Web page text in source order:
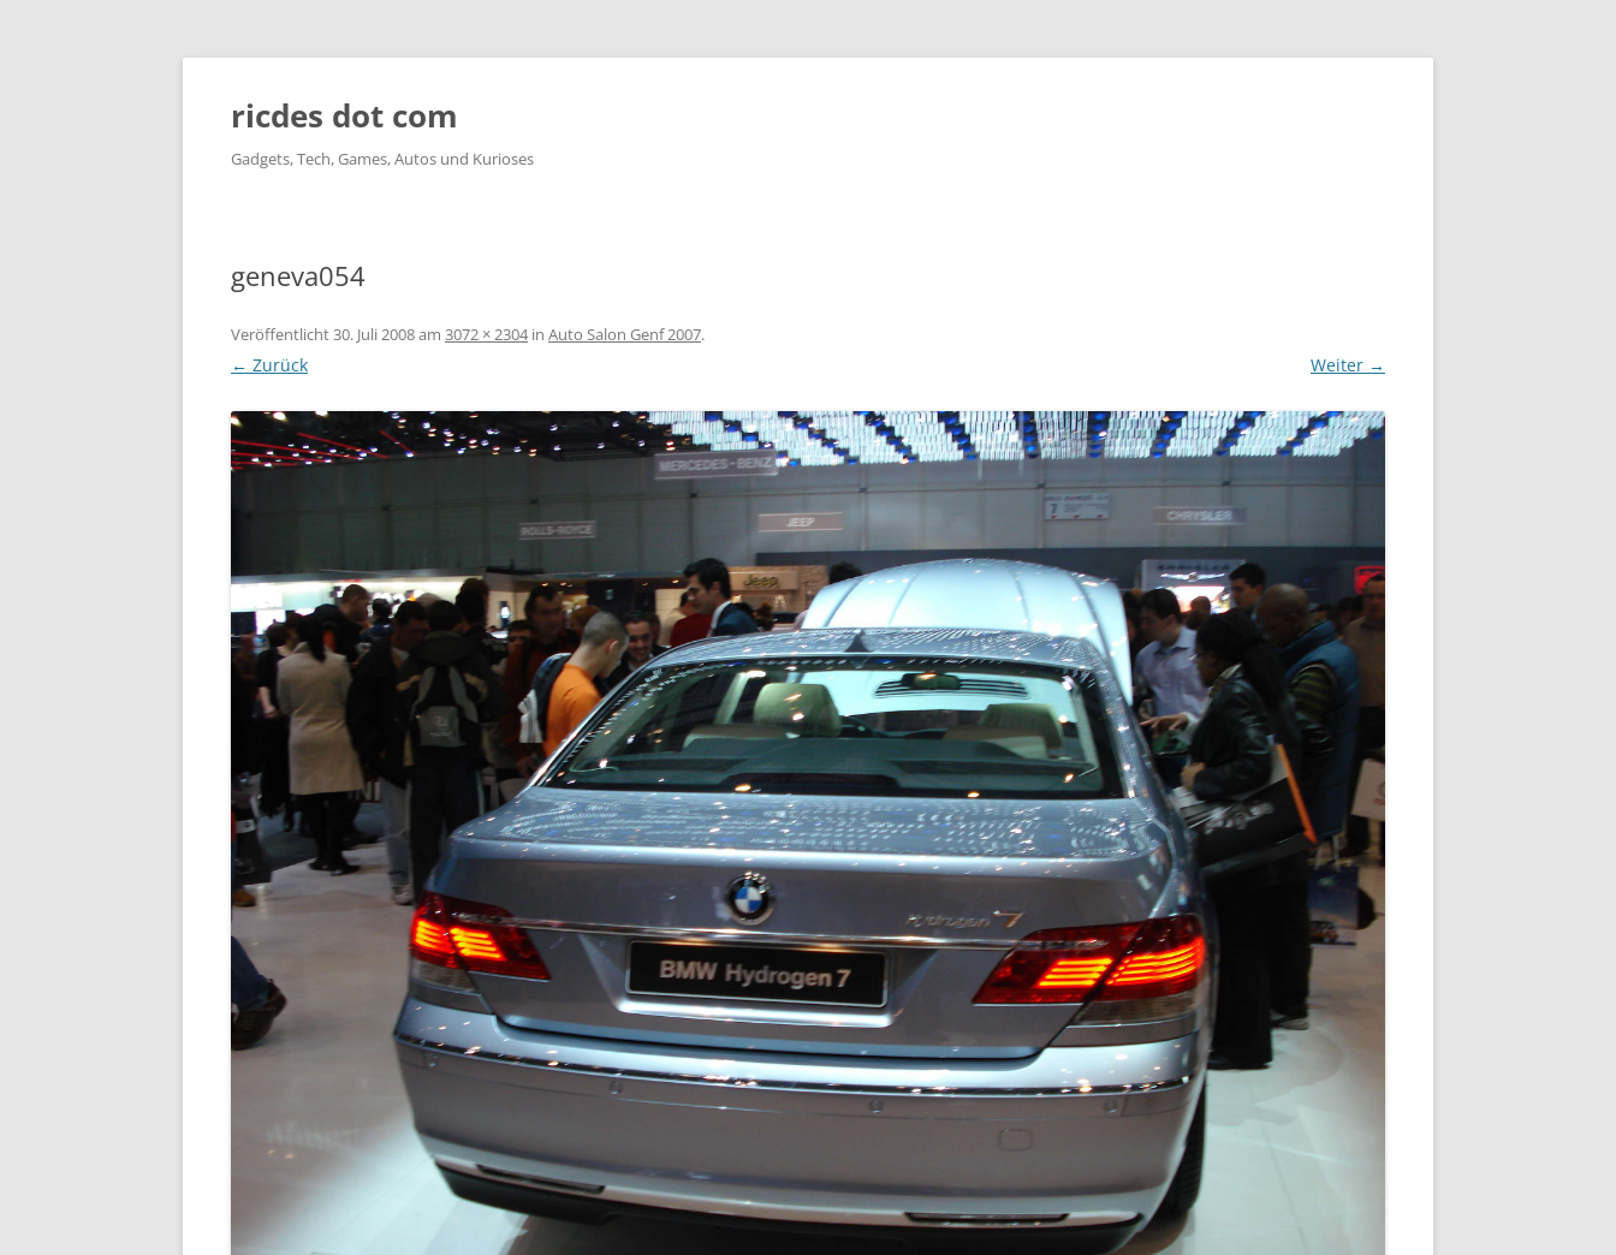
ricdes dot com
Gadgets, Tech, Games, Autos und Kurioses
geneva054
Veröffentlicht30. Juli 2008am 3072 × 2304in Auto Salon Genf 2007.
← Zurück Weiter →